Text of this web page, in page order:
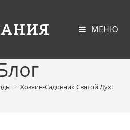
МЕНЮ
> Хозяин-Садовник Святой Дух!